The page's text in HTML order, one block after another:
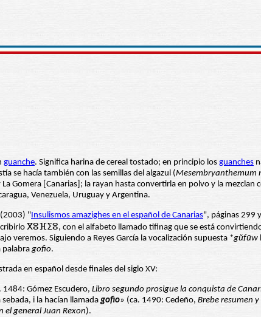
guanche. Significa harina de cereal tostado; en principio los guanches
se hacía también con las semillas del algazul (Mesembryanthemum
Gomera [Canarias]; la rayan hasta convertirla en polvo y la
Venezuela, Uruguay y Argentina.
(2003) "Insulismos amazighes en el español de Canarias", páginas 299
ⴳⵓⴼⵉⵓ, con el alfabeto llamado tifinag que se está
veremos. Siguiendo a Reyes García la vocalización supuesta *gŭfūw
palabragofio.
en español desde finales del siglo XV:
1484: Gómez Escudero, Libro segundo prosigue la conquista de
sebada, i la hacían llamadagofio» (ca. 1490: Cedeño, Brebe resumen
el general Juan Rexon).